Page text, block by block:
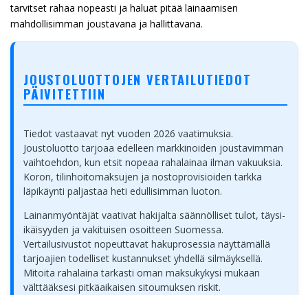
tarvitset rahaa nopeasti ja haluat pitää lainaamisen
mahdollisimman joustavana ja hallittavana.
JOUSTOLUOTTOJEN VERTAILUTIEDOT
PÄIVITETTIIN
Tiedot vastaavat nyt vuoden 2026 vaatimuksia.
Joustoluotto tarjoaa edelleen markkinoiden joustavimman
vaihtoehdon, kun etsit nopeaa rahalainaa ilman vakuuksia.
Koron, tilinhoitomaksujen ja nostoprovisioiden tarkka
läpikäynti paljastaa heti edullisimman luoton.
Lainanmyöntäjät vaativat hakijalta säännölliset tulot, täysi-
ikäisyyden ja vakituisen osoitteen Suomessa.
Vertailusivustot nopeuttavat hakuprosessia näyttämällä
tarjoajien todelliset kustannukset yhdellä silmäyksellä.
Mitoita rahalaina tarkasti oman maksukykysi mukaan
välttääksesi pitkäaikaisen sitoumuksen riskit.